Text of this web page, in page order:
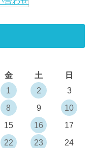
金 土
日
1
2
3
8 9
10
15 16
17
22 23
24